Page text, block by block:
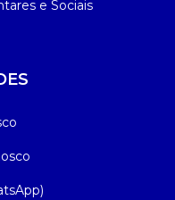
e Sociais